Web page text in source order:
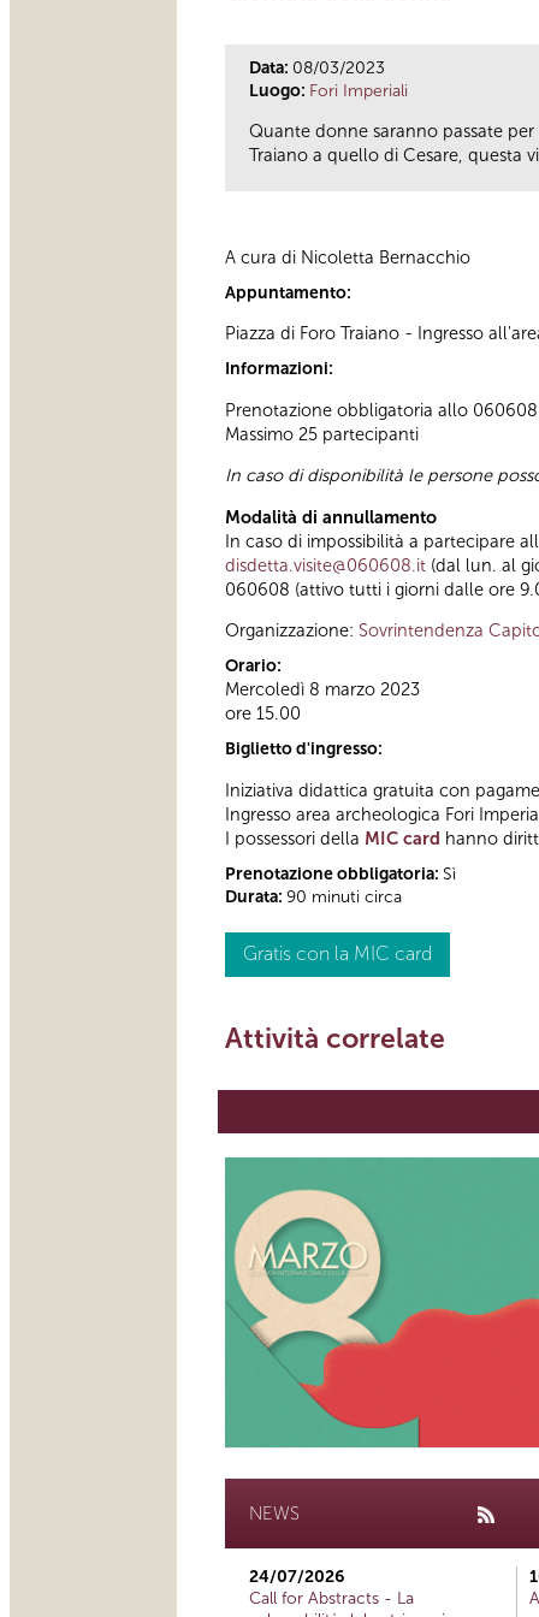
Data: 08/03/2023
Luogo: Fori Imperiali
Quante donne saranno passate
Traiano a quello di Cesare, questa
A cura di Nicoletta Bernacchio
Appuntamento:
Piazza di Foro Traiano - Ingresso
Informazioni:
Prenotazione obbligatoria allo
Massimo 25 partecipanti
In caso di disponibilità le persone
Modalità di annullamento
In caso di impossibilità a partecipare
disdetta.visite@060608.it (dal lun. al
060608 (attivo tutti i giorni dalle ore
Organizzazione: Sovrintendenza
Orario:
Mercoledì 8 marzo 2023
ore 15.00
Biglietto d'ingresso:
Iniziativa didattica gratuita con
Ingresso area archeologica Fori
I possessori della MIC card hanno
Prenotazione obbligatoria: Sì
Durata: 90 minuti circa
Gratis con la MIC card
Attività correlate
NEWS
24/07/2026
Call for Abstracts - La